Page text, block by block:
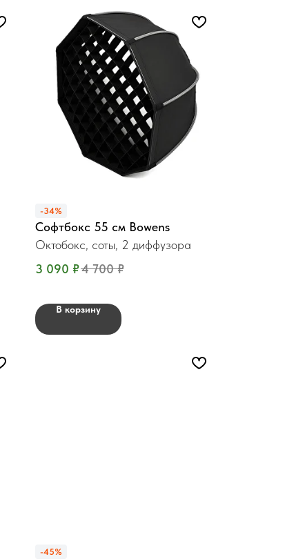
-34%
Софтбокс 55 см Bowens
Октобокс, соты, 2 диффузора
3 090 ₽4 700 ₽
В корзину
-45%